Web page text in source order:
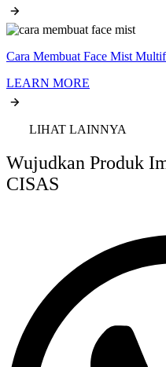
Cara Membuat Face Mist
LEARN MORE
LIHAT LAINNYA
Wujudkan Produk
CISAS